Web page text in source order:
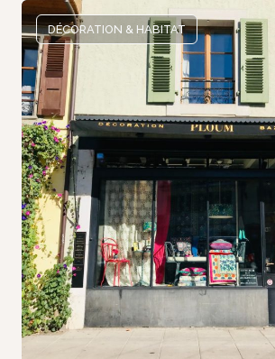
DÉCORATION & HABITAT